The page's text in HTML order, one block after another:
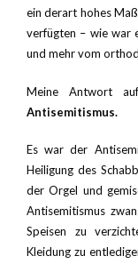
ein derart hohes
verfügten – wie war
und mehr vom
Meine Antwort
Antisemitismus.
Es war der
Heiligung des
der Orgel und
Antisemitismus
Speisen zu
Kleidung zu